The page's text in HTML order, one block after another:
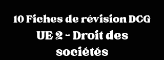
10 Fiches de révision DCG
UE 2 - Droit des
sociétés